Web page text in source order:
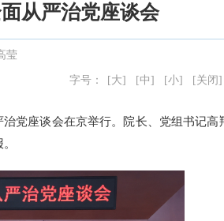
从严治党座谈会
莹
字号： [大] [中] [小] [关闭]
党座谈会在京举行。院长、党组书记高